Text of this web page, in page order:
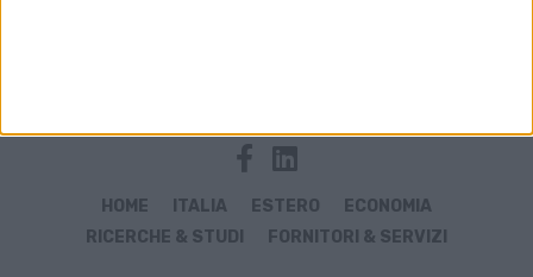
HOME ITALIA ESTERO
ECONOMIA
RICERCHE & STUDI
FORNITORI & SERVIZI